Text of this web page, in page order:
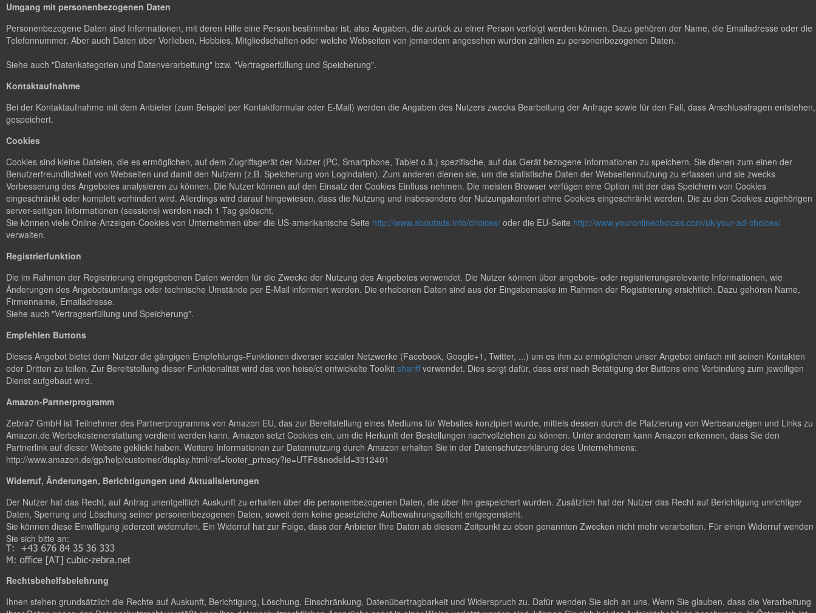
Umgang mit personenbezogenen Daten
Personenbezogene Daten sind Informationen, mit deren Hilfe eine Person bestimmbar ist, also Angaben, die zurück zu einer Person verfolgt werden können. Dazu gehören der Name, die Emailadresse oder die
Telefonnummer. Aber auch Daten über Vorlieben, Hobbies, Mitgliedschaften oder welche Webseiten von jemandem angesehen wurden zählen zu personenbezogenen Daten.
Siehe auch "Datenkategorien und Datenverarbeitung" bzw. "Vertragserfüllung und Speicherung".
Kontaktaufnahme
Bei der Kontaktaufnahme mit dem Anbieter (zum Beispiel per Kontaktformular oder E-Mail) werden die Angaben des Nutzers zwecks Bearbeitung der Anfrage sowie für den Fall, dass Anschlussfragen entstehen,
gespeichert.
Cookies
Cookies sind kleine Dateien, die es ermöglichen, auf dem Zugriffsgerät der Nutzer (PC, Smartphone, Tablet o.ä.) spezifische, auf das Gerät bezogene Informationen zu speichern. Sie dienen zum einen der
Benutzerfreundlichkeit von Webseiten und damit den Nutzern (z.B. Speicherung von Logindaten). Zum anderen dienen sie, um die statistische Daten der Webseitennutzung zu erfassen und sie zwecks
Verbesserung des Angebotes analysieren zu können. Die Nutzer können auf den Einsatz der Cookies Einfluss nehmen. Die meisten Browser verfügen eine Option mit der das Speichern von Cookies
eingeschränkt oder komplett verhindert wird. Allerdings wird darauf hingewiesen, dass die Nutzung und insbesondere der Nutzungskomfort ohne Cookies eingeschränkt werden. Die zu den Cookies zugehörigen
server-seitigen Informationen (sessions) werden nach 1 Tag gelöscht.
Sie können viele Online-Anzeigen-Cookies von Unternehmen über die US-amerikanische Seite http://www.aboutads.info/choices/ oder die EU-Seite http://www.youronlinechoices.com/uk/your-ad-choices/
verwalten.
Registrierfunktion
Die im Rahmen der Registrierung eingegebenen Daten werden für die Zwecke der Nutzung des Angebotes verwendet. Die Nutzer können über angebots- oder registrierungsrelevante Informationen, wie
Änderungen des Angebotsumfangs oder technische Umstände per E-Mail informiert werden. Die erhobenen Daten sind aus der Eingabemaske im Rahmen der Registrierung ersichtlich. Dazu gehören Name,
Firmenname, Emailadresse.
Siehe auch "Vertragserfüllung und Speicherung".
Empfehlen Buttons
Dieses Angebot bietet dem Nutzer die gängigen Empfehlungs-Funktionen diverser sozialer Netzwerke (Facebook, Google+1, Twitter, ...) um es ihm zu ermöglichen unser Angebot einfach mit seinen Kontakten
oder Dritten zu teilen. Zur Bereitstellung dieser Funktionalität wird das von heise/ct entwickelte Toolkit shariffverwendet. Dies sorgt dafür, dass erst nach Betätigung der Buttons eine Verbindung zum jeweiligen
Dienst aufgebaut wird.
Amazon-Partnerprogramm
Zebra7 GmbH ist Teilnehmer des Partnerprogramms von Amazon EU, das zur Bereitstellung eines Mediums für Websites konzipiert wurde, mittels dessen durch die Platzierung von Werbeanzeigen und Links zu
Amazon.de Werbekostenerstattung verdient werden kann. Amazon setzt Cookies ein, um die Herkunft der Bestellungen nachvollziehen zu können. Unter anderem kann Amazon erkennen, dass Sie den
Partnerlink auf dieser Website geklickt haben. Weitere Informationen zur Datennutzung durch Amazon erhalten Sie in der Datenschutzerklärung des Unternehmens:
http://www.amazon.de/gp/help/customer/display.html/ref=footer_privacy?ie=UTF8&nodeId=3312401
Widerruf, Änderungen, Berichtigungen und Aktualisierungen
Der Nutzer hat das Recht, auf Antrag unentgeltlich Auskunft zu erhalten über die personenbezogenen Daten, die über ihn gespeichert wurden. Zusätzlich hat der Nutzer das Recht auf Berichtigung unrichtiger
Daten, Sperrung und Löschung seiner personenbezogenen Daten, soweit dem keine gesetzliche Aufbewahrungspflicht entgegensteht.
Sie können diese Einwilligung jederzeit widerrufen. Ein Widerruf hat zur Folge, dass der Anbieter Ihre Daten ab diesem Zeitpunkt zu oben genannten Zwecken nicht mehr verarbeiten. Für einen Widerruf wenden
Sie sich bitte an:
Rechtsbehelfsbelehrung
Ihnen stehen grundsätzlich die Rechte auf Auskunft, Berichtigung, Löschung, Einschränkung, Datenübertragbarkeit und Widerspruch zu. Dafür wenden Sie sich an uns. Wenn Sie glauben, dass die Verarbeitung